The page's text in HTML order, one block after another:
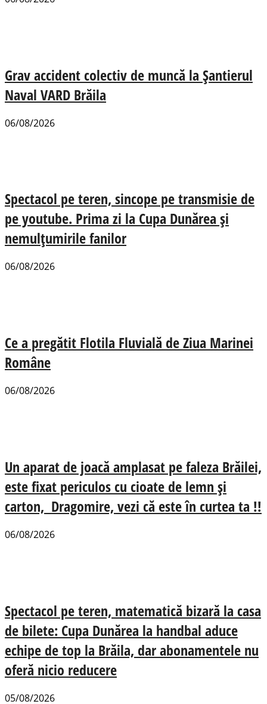
Grav accident colectiv de muncă la Șantierul
Naval VARD Brăila
06/08/2026
Spectacol pe teren, sincope pe transmisie de
pe youtube. Prima zi la Cupa Dunărea și
nemulțumirile fanilor
06/08/2026
Ce a pregătit Flotila Fluvială de Ziua Marinei
Române
06/08/2026
Un aparat de joacă amplasat pe faleza Brăilei,
este fixat periculos cu cioate de lemn și
carton, Dragomire, vezi că este în curtea ta !!
06/08/2026
Spectacol pe teren, matematică bizară la casa
de bilete: Cupa Dunărea la handbal aduce
echipe de top la Brăila, dar abonamentele nu
oferă nicio reducere
05/08/2026